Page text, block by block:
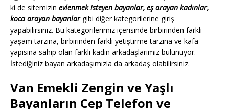
ki de sitemizin evlenmek isteyen bayanlar, eş arayan kadınlar,
koca arayan bayanlargibi diğer kategorilerine giriş
yapabilirsiniz. Bu kategorilerimiz içerisinde birbirinden farklı
yaşam tarzına, birbirinden farklı yetiştirme tarzına ve kafa
yapısına sahip olan farklı kadın arkadaşlarımız bulunuyor.
İstediğiniz bayan arkadaşımızla da arkadaş olabilirsiniz.
Van Emekli Zengin ve Yaşlı
Bayanların Cep Telefon ve